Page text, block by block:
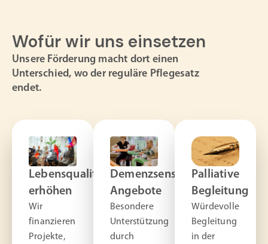
Lebensqualität
erhöhen
Wir
finanzieren
Projekte,
Demenzsensible
Angebote
Besondere
Unterstützung
durch
Palliative
Begleitung
Würdevolle
Begleitung
in der
Unsere Förderung macht dort einen
Unterschied, wo der reguläre Pflegesatz
endet.
Wofür wir uns einsetzen